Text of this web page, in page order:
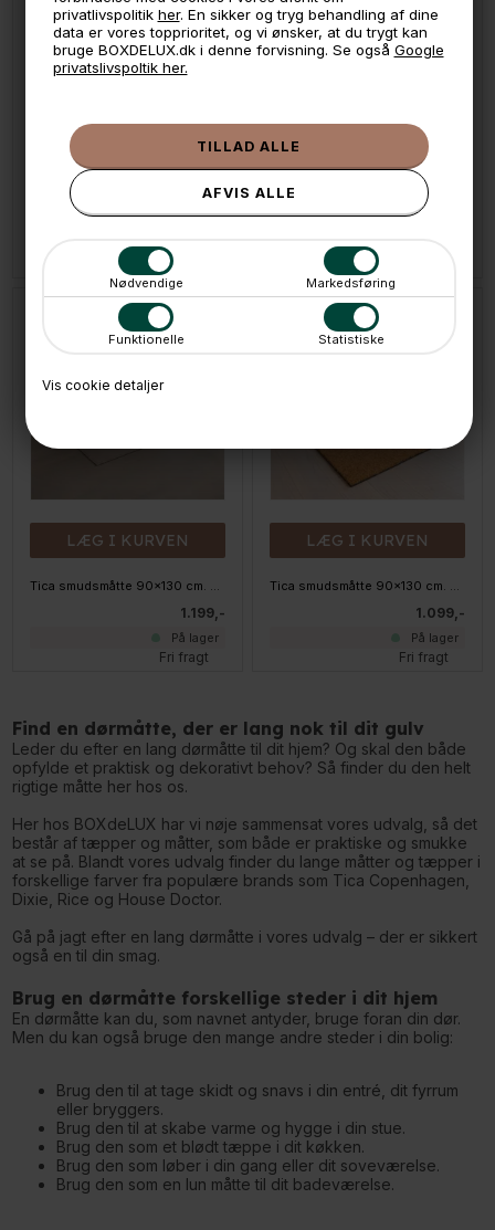
privatlivspolitik her. En sikker og tryg behandling af dine
data er vores topprioritet, og vi ønsker, at du trygt kan
bruge BOXDELUX.dk i denne forvisning. Se også Google
privatslivspoltik her.
Nødvendige Markedsføring
Funktionelle Statistiske
Vis cookie detaljer
LÆG I KURVEN
Tica smudsmåtte 90x130 cm. Dusty Green - Unicolor
1.199,-
Fri fragt
LÆG I KURVEN
LÆG I KURVEN
Tica smudsmåtte 90x130 cm. Unicolor Ivory
1.199,-
På lager
Fri fragt
LÆG I KURVEN
Tica smudsmåtte 90x130 cm. Unicolor, Dijon Gul
1.099,-
På lager
Fri fragt
Find en dørmåtte, der er lang nok til dit gulv
Leder du efter en lang dørmåtte til dit hjem? Og skal den både
opfylde et praktisk og dekorativt behov? Så finder du den helt
rigtige måtte her hos os.
Her hos BOXdeLUX har vi nøje sammensat vores udvalg, så det
består af tæpper og måtter, som både er praktiske og smukke
at se på. Blandt vores udvalg finder du lange måtter og tæpper i
forskellige farver fra populære brands som Tica Copenhagen,
Dixie, Rice og House Doctor.
Gå på jagt efter en lang dørmåtte i vores udvalg – der er sikkert
også en til din smag.
Brug en dørmåtte forskellige steder i dit hjem
En dørmåtte kan du, som navnet antyder, bruge foran din dør.
Men du kan også bruge den mange andre steder i din bolig:
Brug den til at tage skidt og snavs i din entré, dit fyrrum
eller bryggers.
Brug den til at skabe varme og hygge i din stue.
Brug den som et blødt tæppe i dit køkken.
Brug den som løber i din gang eller dit soveværelse.
Brug den som en lun måtte til dit badeværelse.